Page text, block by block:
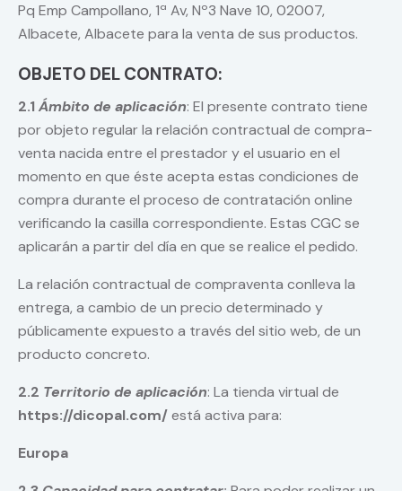
Pq Emp Campollano, 1ª Av, Nº3 Nave 10, 02007,
Albacete, Albacete para la venta de sus productos.
OBJETO DEL CONTRATO:
2.1Ámbito de aplicación: El presente contrato tiene
por objeto regular la relación contractual de compra-
venta nacida entre el prestador y el usuario en el
momento en que éste acepta estas condiciones de
compra durante el proceso de contratación online
verificando la casilla correspondiente. Estas CGC se
aplicarán a partir del día en que se realice el pedido.
La relación contractual de compraventa conlleva la
entrega, a cambio de un precio determinado y
públicamente expuesto a través del sitio web, de un
producto concreto.
2.2 Territorio de aplicación: La tienda virtual de
https://dicopal.com/está activa para:
Europa